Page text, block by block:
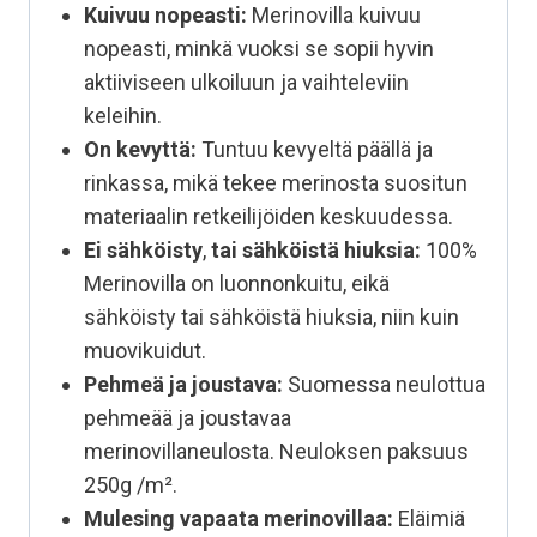
Kuivuu nopeasti: Merinovilla kuivuu
nopeasti, minkä vuoksi se sopii hyvin
aktiiviseen ulkoiluun ja vaihteleviin
keleihin.
On kevyttä: Tuntuu kevyeltä päällä ja
rinkassa, mikä tekee merinosta suositun
materiaalin retkeilijöiden keskuudessa.
Ei sähköisty,tai sähköistä hiuksia: 100%
Merinovilla on luonnonkuitu, eikä
sähköisty tai sähköistä hiuksia, niin kuin
muovikuidut.
Pehmeä ja joustava: Suomessa neulottua
pehmeää ja joustavaa
merinovillaneulosta. Neuloksen paksuus
250g /m².
Mulesing vapaata merinovillaa: Eläimiä